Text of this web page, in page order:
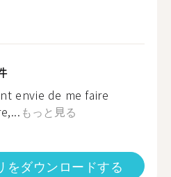
envie de me faire
もっと見る
をダウンロードする